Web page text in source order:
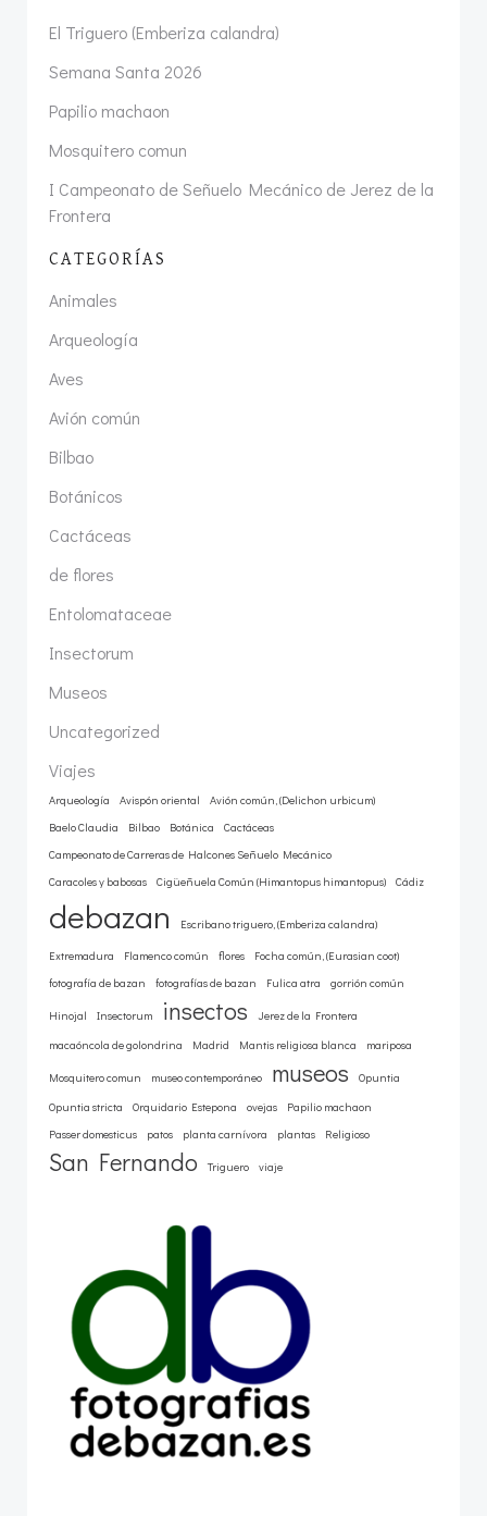
El Triguero (Emberiza calandra)
Semana Santa 2026
Papilio machaon
Mosquitero comun
I Campeonato de Señuelo Mecánico de Jerez de la
Frontera
CATEGORÍAS
Animales
Arqueología
Aves
Avión común
Bilbao
Botánicos
Cactáceas
de flores
Entolomataceae
Insectorum
Museos
Uncategorized
Viajes
Arqueología Avispón oriental
Avión común, (Delichon urbicum)
Baelo Claudia
Bilbao Botánica
Cactáceas
Campeonato de Carreras de Halcones Señuelo Mecánico
Caracoles y babosas
Cigüeñuela Común (Himantopus himantopus) Cádiz
debazan Escribano triguero, (Emberiza calandra)
Extremadura Flamenco común flores
Focha común, (Eurasian coot)
fotografía de bazan
fotografías de bazan Fulica atra gorrión común
Hinojal Insectorum insectos
Jerez de la Frontera
macaóncola de golondrina
Madrid Mantis religiosa blanca mariposa
Mosquitero comun museo contemporáneo museos
Opuntia
Opuntia stricta
Orquidario Estepona ovejas
Papilio machaon
Passer domesticus
patos planta carnívora plantas Religioso
San Fernando Triguero viaje